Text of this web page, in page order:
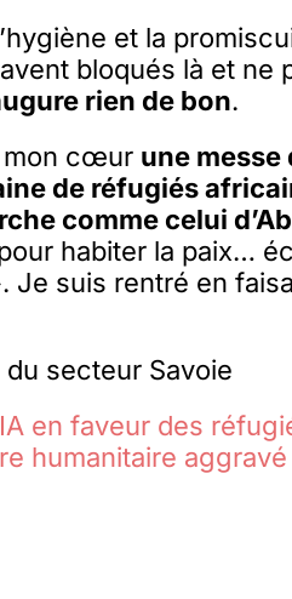
et la
bloqués là et ne
rien de bon.
mon cœur une messe
de réfugiés
comme celui
habiter la paix…
Je suis rentré en
secteur Savoie
en faveur des
humanitaire